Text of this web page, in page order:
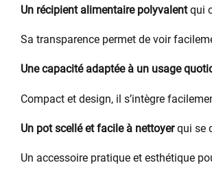
Un récipient alimentaire polyvalentqui
Sa transparence permet de voir
Une capacité adaptée à un usage
Compact et design, il s’intègre
Un pot scellé et facile à nettoyerqui se
Un accessoire pratique et esthétique